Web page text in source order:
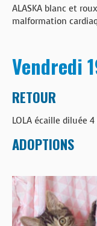
ALASKA blanc et
malformation
Vendredi
RETOUR
LOLA écaille diluée
ADOPTIONS